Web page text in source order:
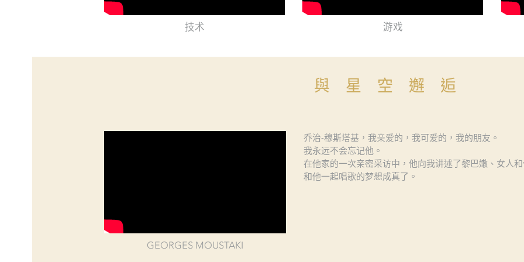
技术 游戏
與星空邂逅
GEORGES MOUSTAKI
乔治-穆斯塔基，我亲爱的，我可爱的，我的朋友。
我永远不会忘记他。
在他家的一次亲密采访中，他向我讲述了黎巴嫩、女人和
和他一起唱歌的梦想成真了。